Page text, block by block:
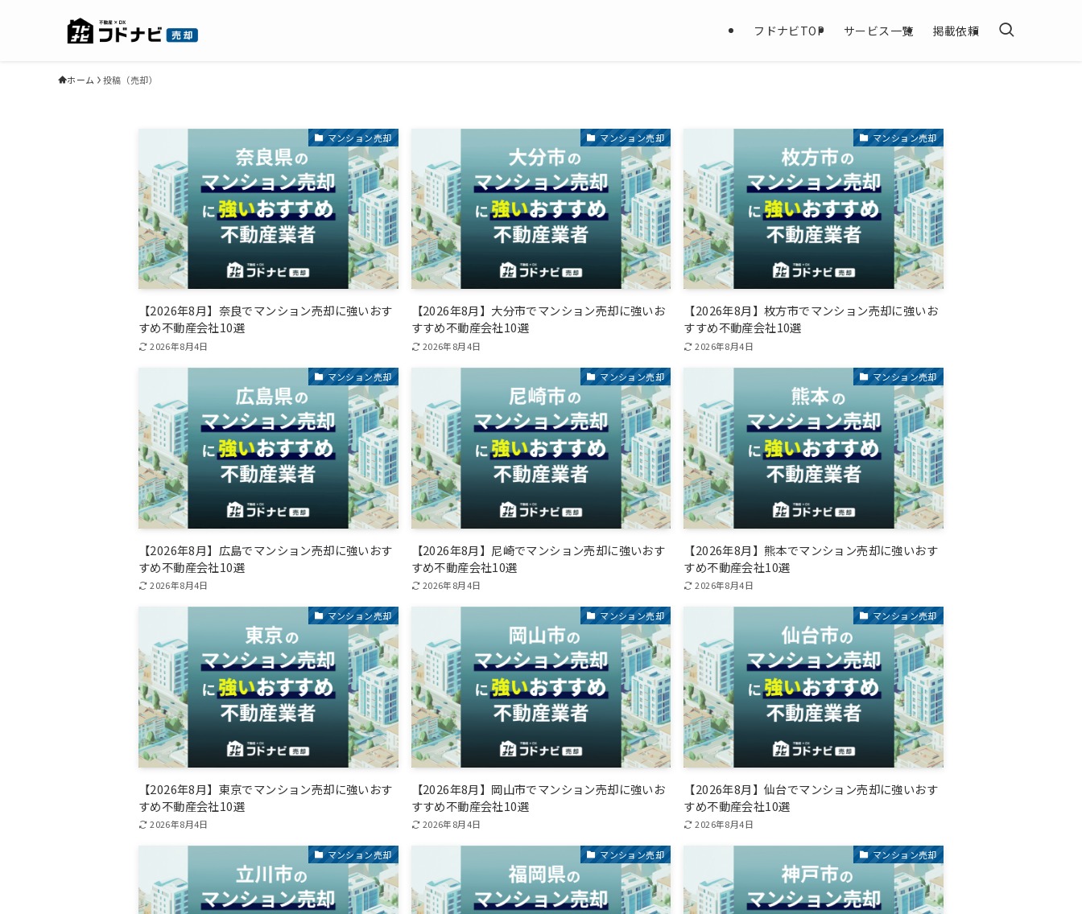
フドナビTOP サービス一覧 掲載依頼
ホーム 投稿（売却）
マンション売却
【2026年8月】奈良でマンション売却に強いおす
すめ不動産会社10選
2026年8月4日
マンション売却
【2026年8月】大分市でマンション売却に強いお
すすめ不動産会社10選
2026年8月4日
マンション売却
【2026年8月】枚方市でマンション売却に強いお
すすめ不動産会社10選
2026年8月4日
マンション売却
【2026年8月】広島でマンション売却に強いおす
すめ不動産会社10選
2026年8月4日
マンション売却
【2026年8月】尼崎でマンション売却に強いおす
すめ不動産会社10選
2026年8月4日
マンション売却
【2026年8月】熊本でマンション売却に強いおす
すめ不動産会社10選
2026年8月4日
マンション売却
【2026年8月】東京でマンション売却に強いおす
すめ不動産会社10選
2026年8月4日
マンション売却
【2026年8月】岡山市でマンション売却に強いお
すすめ不動産会社10選
2026年8月4日
マンション売却
【2026年8月】仙台でマンション売却に強いおす
すめ不動産会社10選
2026年8月4日
マンション売却 マンション売却 マンション売却